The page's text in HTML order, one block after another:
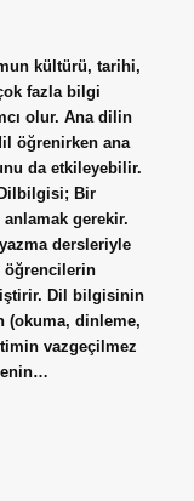
kültürü, tarihi,
fazla bilgi
olur. Ana dilin
öğrenirken ana
da etkileyebilir.
Bir
gerekir.
dersleriyle
öğrencilerin
Dil bilgisinin
dinleme,
vazgeçilmez